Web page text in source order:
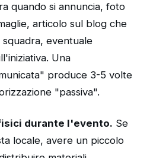
quando si annuncia, foto
articolo sul blog che
eventuale
Una
produce 3-5 volte
"passiva".
durante l'evento. Se
locale, avere un piccolo